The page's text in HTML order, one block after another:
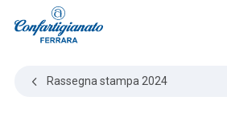
Rassegna stampa 2024